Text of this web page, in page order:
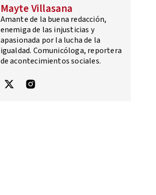
Mayte Villasana
Amante de la buena redacción,
enemiga de las injusticias y
apasionada por la lucha de la
igualdad. Comunicóloga, reportera
de acontecimientos sociales.